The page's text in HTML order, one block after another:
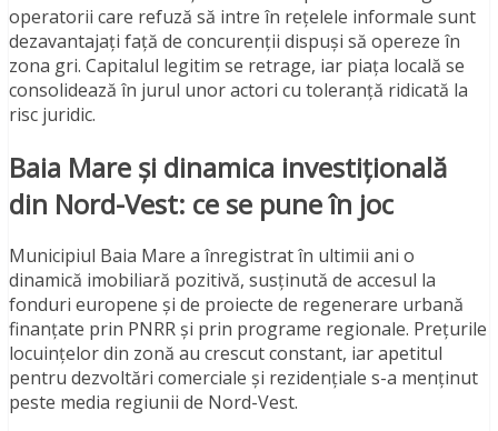
operatorii care refuză să intre în rețelele informale sunt
dezavantajați față de concurenții dispuși să opereze în
zona gri. Capitalul legitim se retrage, iar piața locală se
consolidează în jurul unor actori cu toleranță ridicată la
risc juridic.
Baia Mare și dinamica investițională
din Nord-Vest: ce se pune în joc
Municipiul Baia Mare a înregistrat în ultimii ani o
dinamică imobiliară pozitivă, susținută de accesul la
fonduri europene și de proiecte de regenerare urbană
finanțate prin PNRR și prin programe regionale. Prețurile
locuințelor din zonă au crescut constant, iar apetitul
pentru dezvoltări comerciale și rezidențiale s-a menținut
peste media regiunii de Nord-Vest.